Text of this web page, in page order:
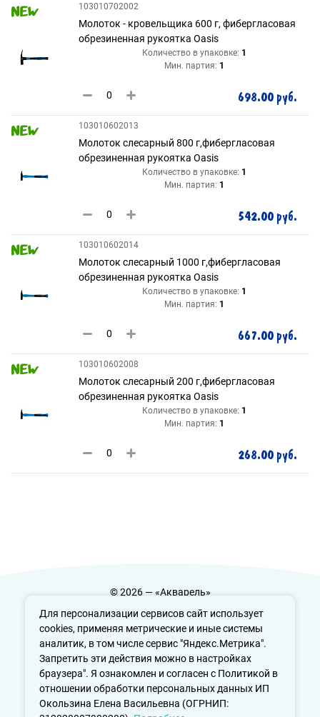
Для персонализации сервисов сайт использует
cookies, применяя метрические и иные системы
аналитик, в том числе сервис "Яндекс.Метрика".
Запретить эти действия можно в настройках
браузера". Я ознакомлен и согласен с Политикой в
отношении обработки персональных данных ИП
Окользина Елена Васильевна (ОГРНИП:
103010702002
Молоток - кровельщика 600 г, фибергласовая
обрезиненная рукоятка Oasis
Количество в упаковке: 1
Мин. партия: 1
698.00 руб.
103010602013
Молоток слесарный 800 г,фибергласовая
обрезиненная рукоятка Oasis
Количество в упаковке: 1
Мин. партия: 1
542.00 руб.
103010602014
Молоток слесарный 1000 г,фибергласовая
обрезиненная рукоятка Oasis
Количество в упаковке: 1
Мин. партия: 1
667.00 руб.
103010602008
Молоток слесарный 200 г,фибергласовая
обрезиненная рукоятка Oasis
Количество в упаковке: 1
Мин. партия: 1
268.00 руб.
© 2026 — «Акварель»
Политика конфиденциальности